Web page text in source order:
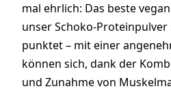
mal ehrlich: Das beste
unser Schoko-
punktet – mit einer
können sich, dank der
und Zunahme von